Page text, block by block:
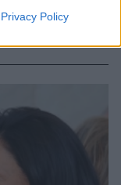
Privacy Policy
- Η αρχική
και η σιωπή